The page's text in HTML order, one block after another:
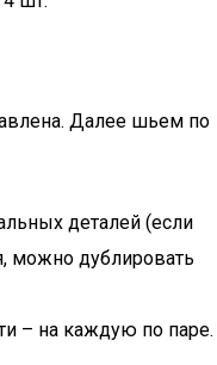
Далее шьем по
деталей (если
можно дублировать
– на каждую по паре.